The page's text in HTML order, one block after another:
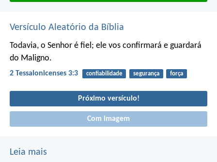
Versículo Aleatório da Bíblia
Todavia, o Senhor é fiel; ele vos confirmará e guardará
do Maligno.
2 Tessalonicenses 3:3 confiabilidade segurança força
Próximo versículo!
Com imagem
Leia mais